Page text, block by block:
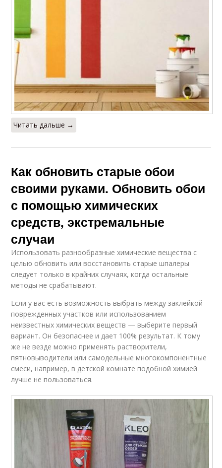
Читать дальше →
Как обновить старые обои
своими руками. Обновить обои
с помощью химических
средств, экстремальные
случаи
Использовать разнообразные химические вещества с
целью обновить или восстановить старые шпалеры
следует только в крайних случаях, когда остальные
методы не срабатывают.
Если у вас есть возможность выбрать между заклейкой
поврежденных участков или использованием
неизвестных химических веществ — выберите первый
вариант. Он безопаснее и дает 100% результат. К тому
же не везде можно применять растворители,
пятновыводители или самодельные многокомпонентные
смеси, например, в детской комнате подобной химией
лучше не пользоваться.